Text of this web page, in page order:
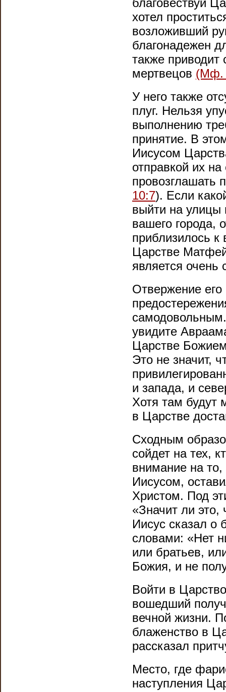
благовествуй
хотел
возложивший
благонадежен
также
мертвецов (Мф.
У него также
плуг. Нельзя
выполнению
принятие. В
Иисусом
отправкой их
провозглашать
10:7). Если
выйти на улицы
вашего города,
приблизилось
Царстве
является
Отвержение
увидите
Царстве
Это не значит,
и запада, и
Хотя там будут
в Царстве
Сходным
сойдет на тех,
внимание на
Иисусом,
Христом. Под
«Значит ли это,
Иисус сказал о
словами: «Нет
или братьев,
Божия, и не
Войти в
вошедший
вечной жизни.
блаженство в
рассказал
Место, где
наступления